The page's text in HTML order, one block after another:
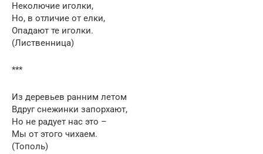
Неколючие иголки,
Но, в отличие от елки,
Опадают те иголки.
(Лиственница)
***
Из деревьев ранним летом
Вдруг снежинки запорхают,
Но не радует нас это –
Мы от этого чихаем.
(Тополь)